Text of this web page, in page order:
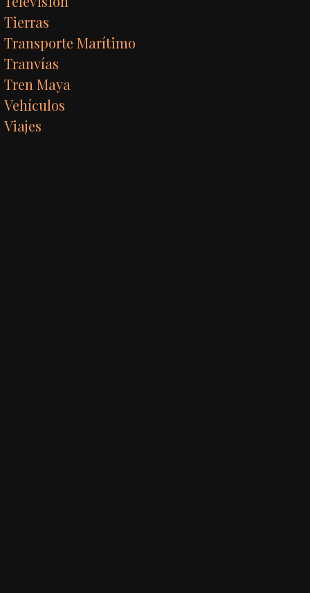
Tierras
Transporte Marítimo
Tranvías
Tren Maya
Vehículos
Viajes